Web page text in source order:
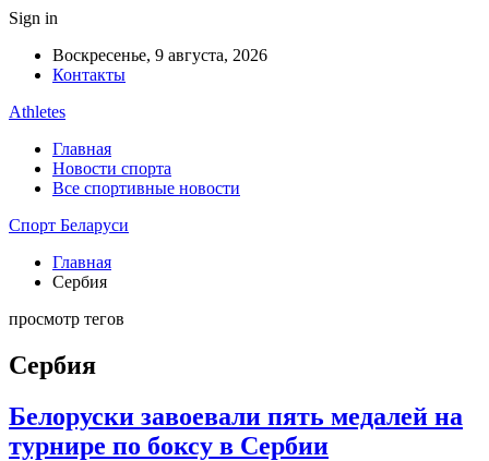
Sign in
Воскресенье, 9 августа, 2026
Контакты
Athletes
Главная
Новости спорта
Все спортивные новости
Спорт Беларуси
Главная
Сербия
просмотр тегов
Сербия
Белоруски завоевали пять медалей на
турнире по боксу в Сербии